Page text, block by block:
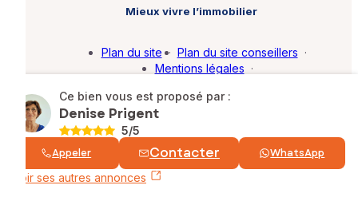
Ce bien vous est proposé par :
Denise Prigent
5/5
Appeler Contacter WhatsApp
Voir ses autres annonces
Mieux vivre l’immobilier
© SAFTI 2026. Tous droits réservés.
Plan du site · Plan du site conseillers ·
Mentions légales ·
Barème d'honoraires · Paramétrer mes cookies